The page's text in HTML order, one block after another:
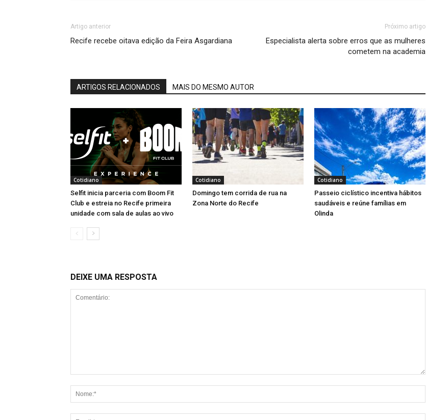
Artigo anterior
Recife recebe oitava edição da Feira Asgardiana
Próximo artigo
Especialista alerta sobre erros que as mulheres
cometem na academia
ARTIGOS RELACIONADOS MAIS DO MESMO AUTOR
Cotidiano
Selfit inicia parceria com Boom Fit
Club e estreia no Recife primeira
unidade com sala de aulas ao vivo
Cotidiano
Domingo tem corrida de rua na
Zona Norte do Recife
Cotidiano
Passeio ciclístico incentiva hábitos
saudáveis e reúne famílias em
Olinda
DEIXE UMA RESPOSTA